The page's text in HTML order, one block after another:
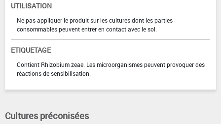
UTILISATION
Ne pas appliquer le produit sur les cultures dont les parties
consommables peuvent entrer en contact avec le sol.
ETIQUETAGE
Contient Rhizobium zeae. Les microorganismes peuvent provoquer des
réactions de sensibilisation.
Cultures préconisées